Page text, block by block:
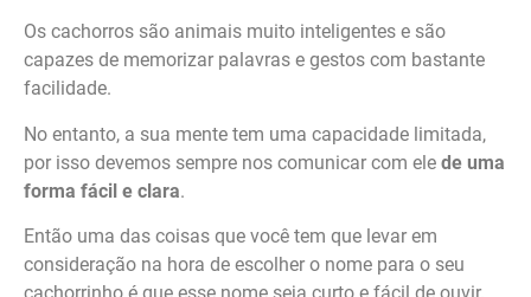
Os cachorros são animais muito inteligentes e são
capazes de memorizar palavras e gestos com bastante
facilidade.
No entanto, a sua mente tem uma capacidade limitada,
por isso devemos sempre nos comunicar com ele de uma
forma fácil e clara.
Então uma das coisas que você tem que levar em
consideração na hora de escolher o nome para o seu